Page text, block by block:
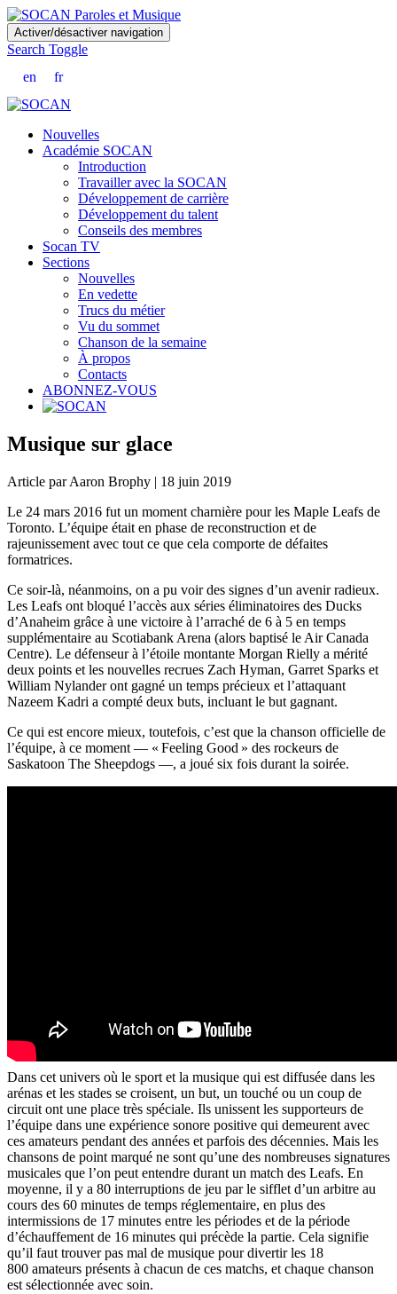
Skip
to
main
content
Activer/désactiver navigation
Search Toggle
en
fr
Nouvelles
Académie SOCAN
Introduction
Travailler avec la SOCAN
Développement de carrière
Développement du talent
Conseils des membres
Socan TV
Sections
Nouvelles
En vedette
Trucs du métier
Vu du sommet
Chanson de la semaine
À propos
Contacts
ABONNEZ-VOUS
Musique sur glace
Article par Aaron Brophy | 18 juin 2019
Le 24 mars 2016 fut un moment charnière pour les Maple Leafs de
Toronto. L’équipe était en phase de reconstruction et de
rajeunissement avec tout ce que cela comporte de défaites
formatrices.
Ce soir-là, néanmoins, on a pu voir des signes d’un avenir radieux.
Les Leafs ont bloqué l’accès aux séries éliminatoires des Ducks
d’Anaheim grâce à une victoire à l’arraché de 6 à 5 en temps
supplémentaire au Scotiabank Arena (alors baptisé le Air Canada
Centre). Le défenseur à l’étoile montante Morgan Rielly a mérité
deux points et les nouvelles recrues Zach Hyman, Garret Sparks et
William Nylander ont gagné un temps précieux et l’attaquant
Nazeem Kadri a compté deux buts, incluant le but gagnant.
Ce qui est encore mieux, toutefois, c’est que la chanson officielle de
l’équipe, à ce moment — « Feeling Good » des rockeurs de
Saskatoon The Sheepdogs —, a joué six fois durant la soirée.
Dans cet univers où le sport et la musique qui est diffusée dans les
arénas et les stades se croisent, un but, un touché ou un coup de
circuit ont une place très spéciale. Ils unissent les supporteurs de
l’équipe dans une expérience sonore positive qui demeurent avec
ces amateurs pendant des années et parfois des décennies. Mais les
chansons de point marqué ne sont qu’une des nombreuses signatures
musicales que l’on peut entendre durant un match des Leafs. En
moyenne, il y a 80 interruptions de jeu par le sifflet d’un arbitre au
cours des 60 minutes de temps réglementaire, en plus des
intermissions de 17 minutes entre les périodes et de la période
d’échauffement de 16 minutes qui précède la partie. Cela signifie
qu’il faut trouver pas mal de musique pour divertir les 18
800 amateurs présents à chacun de ces matchs, et chaque chanson
est sélectionnée avec soin.